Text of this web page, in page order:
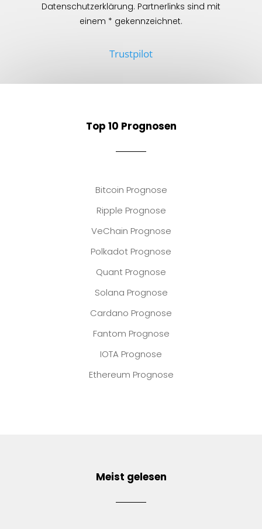
Datenschutzerklärung. Partnerlinks sind mit
einem * gekennzeichnet.
Trustpilot
Top 10 Prognosen
Bitcoin Prognose
Ripple Prognose
VeChain Prognose
Polkadot Prognose
Quant Prognose
Solana Prognose
Cardano Prognose
Fantom Prognose
IOTA Prognose
Ethereum Prognose
Meist gelesen